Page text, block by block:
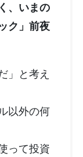
、いまの
ク」前夜
」と考え
以外の何
って投資